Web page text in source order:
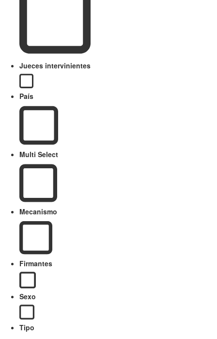
Jueces intervinientes
País
Multi Select
Mecanismo
Firmantes
Sexo
Tipo